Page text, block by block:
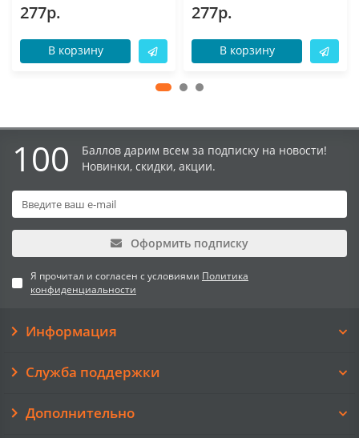
277р.
В корзину
277р.
В корзину
100
Баллов дарим всем за подписку на новости!
Новинки, скидки, акции.
Оформить подписку
Я прочитал и согласен с условиями Политика
конфиденциальности
Информация
Служба поддержки
Дополнительно